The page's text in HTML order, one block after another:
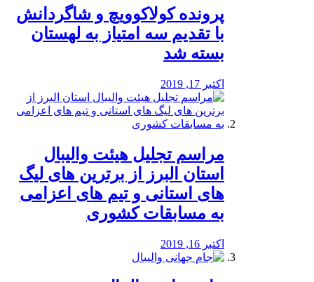
پرونده کولاکوویچ و شاگردانش
با تقدیم سه امتیاز به لهستان
بسته شد
اکتبر 17, 2019
مراسم تجلیل هیئت والیبال
استان البرز از برترین های لیگ
های استانی و تیم های اعزامی
به مسابقات کشوری
اکتبر 16, 2019